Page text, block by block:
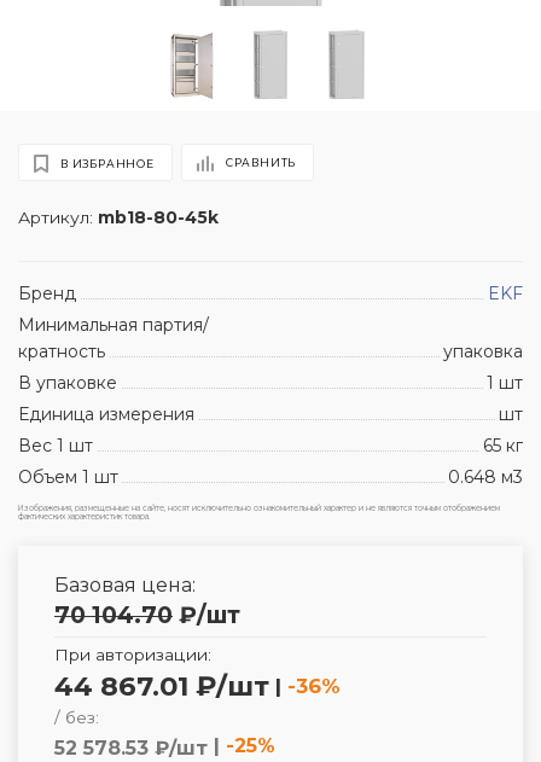
Артикул: mb18-80-45k
В ИЗБРАННОЕ СРАВНИТЬ
Бренд
EKF
Минимальная партия/
кратность
упаковка
В упаковке
1 шт
Единица измерения
шт
Вес 1 шт
65 кг
Объем 1 шт
0.648 м3
Изображения, размещенные на сайте, носят исключительно ознакомительный характер и не являются точным отображением
фактических характеристик товара.
Базовая цена:
70 104.70 ₽/шт
При авторизации:
44 867.01 ₽/шт | -36%
/ без:
52 578.53 ₽/шт -25%